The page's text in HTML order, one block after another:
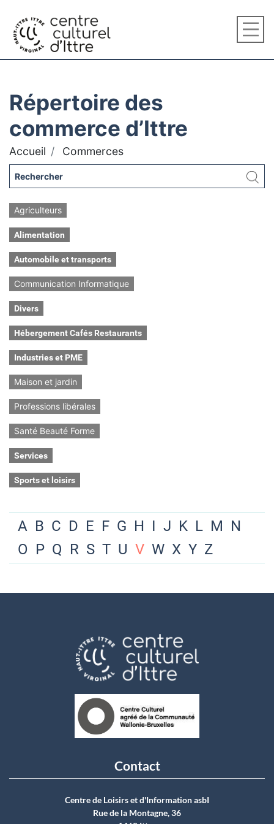
Répertoire des
commerce d’Ittre
Accueil Commerces
Agriculteurs
Alimentation
Automobile et transports
Communication Informatique
Divers
Hébergement Cafés Restaurants
Industries et PME
Maison et jardin
Professions libérales
Santé Beauté Forme
Services
Sports et loisirs
A B C D E F G H I J K L M N
O P Q R S T U V W X Y Z
Contact
Centre de Loisirs et d'Information asbI
Rue de la Montagne, 36